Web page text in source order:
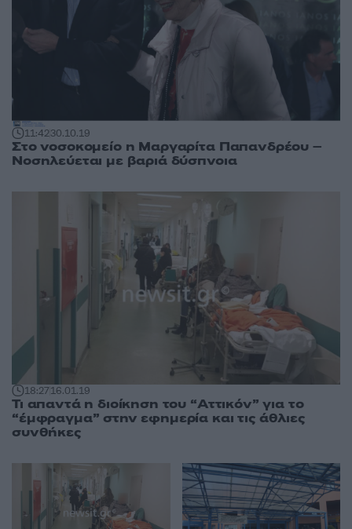
11:4230.10.19
Στο νοσοκομείο η Μαργαρίτα Παπανδρέου –
Νοσηλεύεται με βαριά δύσπνοια
18:2716.01.19
Τι απαντά η διοίκηση του “Αττικόν” για το
“έμφραγμα” στην εφημερία και τις άθλιες
συνθήκες